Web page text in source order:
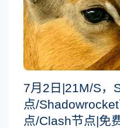
7月2日|21M/S，
点/
点/Clash节点|免